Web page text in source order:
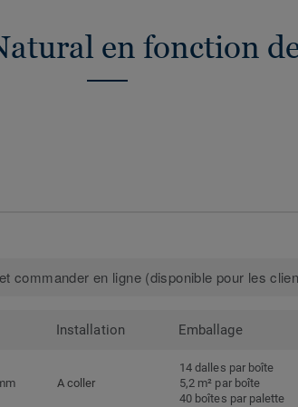
en fonction
commander en ligne (disponible pour les
Installation Emballage
A coller
14 dalles par boîte
5,2 m² par boîte
40 boîtes par palette